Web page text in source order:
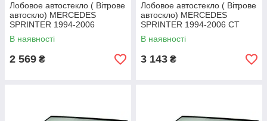
Лобовое автостекло ( Вітрове
автоскло) MERCEDES
SPRINTER 1994-2006
/VOLKSWAGEN LT HIGH
1996-СТ ВЕТР БОЛ ЗЛЗЛ
В наявності
2 569 ₴
Лобовое автостекло ( Вітрове
автоскло) MERCEDES
SPRINTER 1994-2006 СТ
ВЕТР БОЛ
ЗЛЗЛ/VOLKSWAGEN LT HIGH
В наявності
3 143 ₴